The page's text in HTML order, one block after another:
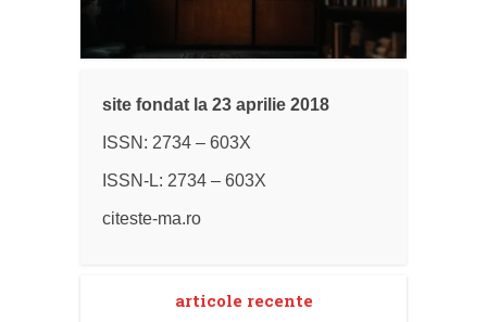
site fondat la 23 aprilie 2018
ISSN: 2734 – 603X
ISSN-L: 2734 – 603X
citeste-ma.ro
articole recente